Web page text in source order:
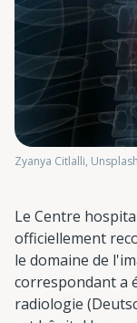
Zyanya Citlalli, Unsplash
Le Centre
officiellement
le domaine de
correspondant a
radiologie